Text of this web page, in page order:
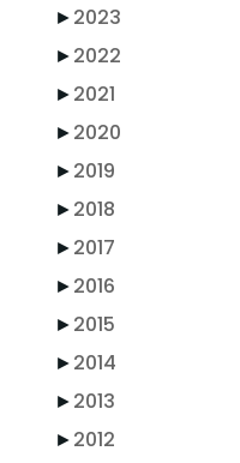
►2023
►2022
►2021
►2020
►2019
►2018
►2017
►2016
►2015
►2014
►2013
►2012